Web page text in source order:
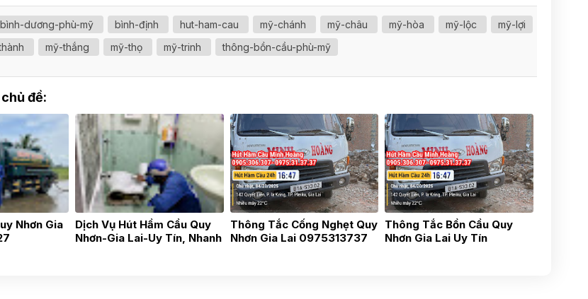
bình-dương-phù-mỹ bình-định hut-ham-cau mỹ-chánh mỹ-châu mỹ-hòa mỹ-lộc
mỹ-lợi
mỹ-thắng mỹ-thọ mỹ-trinh thông-bồn-cầu-phù-mỹ
đề:
Nhơn Gia
Dịch Vụ Hút Hầm Cầu Quy
Nhơn-Gia Lai-Uy Tín, Nhanh
Thông Tắc Cống Nghẹt Quy
Nhơn Gia Lai 0975313737
Thông Tắc Bồn Cầu Quy
Nhơn Gia Lai Uy Tín